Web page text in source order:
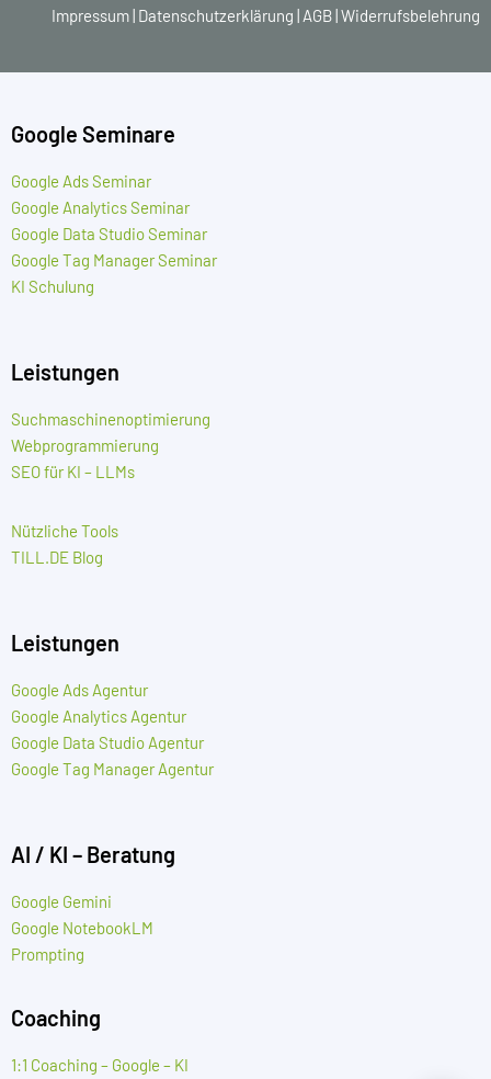
Impressum Datenschutzerklärung AGB Widerrufsbelehrung
Google Seminare
Google Ads Seminar
Google Analytics Seminar
Google Data Studio Seminar
Google Tag Manager Seminar
KI Schulung
Leistungen
Suchmaschinenoptimierung
Webprogrammierung
SEO für KI – LLMs
Nützliche Tools
TILL.DE Blog
Leistungen
Google Ads Agentur
Google Analytics Agentur
Google Data Studio Agentur
Google Tag Manager Agentur
AI / KI – Beratung
Google Gemini
Google NotebookLM
Prompting
Coaching
1:1 Coaching – Google – KI